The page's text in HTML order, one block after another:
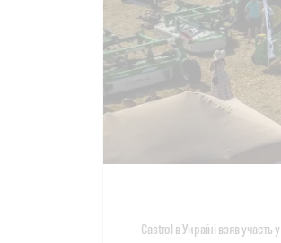
Castrol в Україні взяв